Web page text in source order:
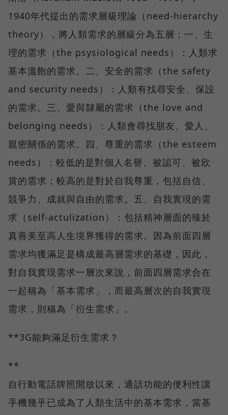
1940年代提出的需求層級理論（need-hierarchy
theory），將人類需求的層級分為五層：一、生
理的需求（the psysiological needs）：人類求
基本溫飽的需求。二、安全的需求（the safety
and security needs）：人類有找尋安全、保設
的需求。三、愛與隸屬的需求（the love and
belonging needs）：人類會尋找朋友、愛人、
親密關係的需求。四、尊重的需求（the esteem
needs）：較低的是對個人名譽、被認可、被欣
賞的需求；較高的是對於自我尊重，包括自信、
競爭力、成就與自由的需求。五、自我實現的需
求（self-actulization）：包括精神層面的臻於
真善美至高人生境界獲得的需求。因為前面四層
需求均獲滿足是構成最高層需求的基礎，因此，
對自我實現需求一層次來說，前面四層需求合在
一起稱為「基本需求」，而最高層次的自我實現
需求，則稱為「衍生需求」。
**3G能夠滿足衍生需求？
**
自行動電話牌照開放以來，通話功能的便利性讓
手機幾乎已成為了人類生活中的基本需求，當基